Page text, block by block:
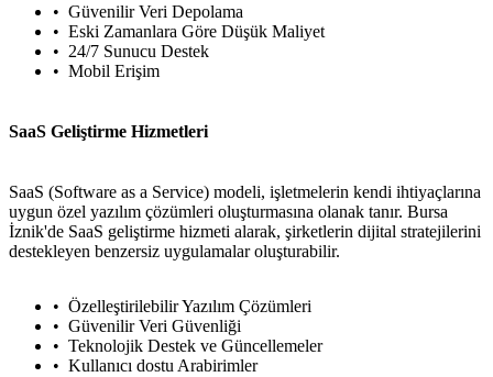
Güvenilir Veri Depolama
Eski Zamanlara Göre Düşük Maliyet
24/7 Sunucu Destek
Mobil Erişim
SaaS Geliştirme Hizmetleri
SaaS (Software as a Service) modeli, işletmelerin kendi ihtiyaçlarına
uygun özel yazılım çözümleri oluşturmasına olanak tanır. Bursa
İznik'de SaaS geliştirme hizmeti alarak, şirketlerin dijital stratejilerini
destekleyen benzersiz uygulamalar oluşturabilir.
Özelleştirilebilir Yazılım Çözümleri
Güvenilir Veri Güvenliği
Teknolojik Destek ve Güncellemeler
Kullanıcı dostu Arabirimler